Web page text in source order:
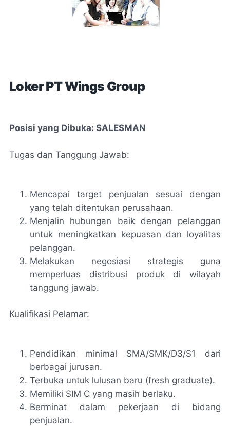
Loker PT Wings Group
Posisi yang Dibuka: SALESMAN
Tugas dan Tanggung Jawab:
Mencapai target penjualan sesuai dengan
yang telah ditentukan perusahaan.
Menjalin hubungan baik dengan pelanggan
untuk meningkatkan kepuasan dan loyalitas
pelanggan.
Melakukan negosiasi strategis guna
memperluas distribusi produk di wilayah
tanggung jawab.
Kualifikasi Pelamar:
Pendidikan minimal SMA/SMK/D3/S1 dari
berbagai jurusan.
Terbuka untuk lulusan baru (fresh graduate).
Memiliki SIM C yang masih berlaku.
Berminat dalam pekerjaan di bidang
penjualan.